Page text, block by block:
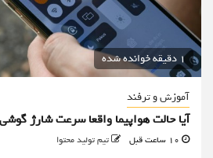
1 دقیقه خوانده شده
آموزش و ترفند
آیا حالت هواپیما واقعا سرعت شارژ
تیم تولید محتوا